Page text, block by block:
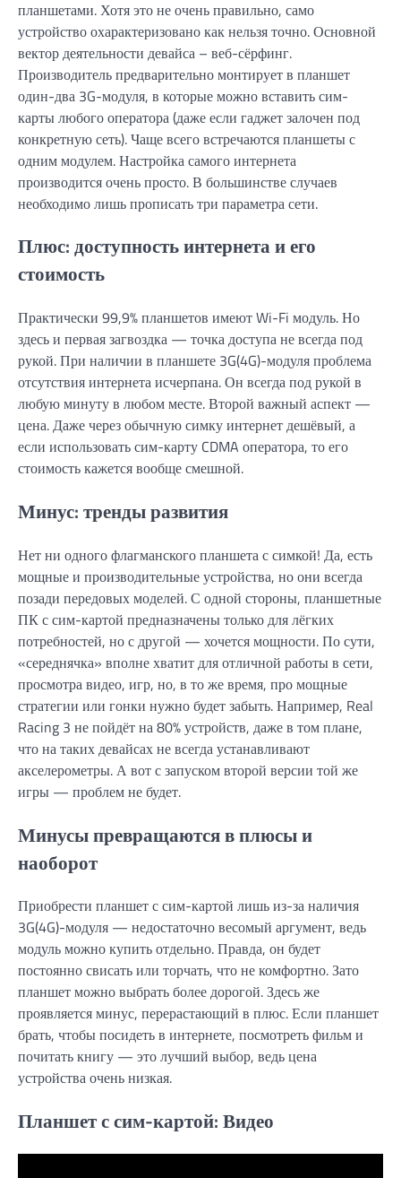
планшетами. Хотя это не очень правильно, само
устройство охарактеризовано как нельзя точно. Основной
вектор деятельности девайса – веб-сёрфинг.
Производитель предварительно монтирует в планшет
один-два 3G-модуля, в которые можно вставить сим-
карты любого оператора (даже если гаджет залочен под
конкретную сеть). Чаще всего встречаются планшеты с
одним модулем. Настройка самого интернета
производится очень просто. В большинстве случаев
необходимо лишь прописать три параметра сети.
Плюс: доступность интернета и его
стоимость
Практически 99,9% планшетов имеют Wi-Fi модуль. Но
здесь и первая загвоздка — точка доступа не всегда под
рукой. При наличии в планшете 3G(4G)-модуля проблема
отсутствия интернета исчерпана. Он всегда под рукой в
любую минуту в любом месте. Второй важный аспект —
цена. Даже через обычную симку интернет дешёвый, а
если использовать сим-карту CDMA оператора, то его
стоимость кажется вообще смешной.
Минус: тренды развития
Нет ни одного флагманского планшета с симкой! Да, есть
мощные и производительные устройства, но они всегда
позади передовых моделей. С одной стороны, планшетные
ПК с сим-картой предназначены только для лёгких
потребностей, но с другой — хочется мощности. По сути,
«середнячка» вполне хватит для отличной работы в сети,
просмотра видео, игр, но, в то же время, про мощные
стратегии или гонки нужно будет забыть. Например, Real
Racing 3 не пойдёт на 80% устройств, даже в том плане,
что на таких девайсах не всегда устанавливают
акселерометры. А вот с запуском второй версии той же
игры — проблем не будет.
Минусы превращаются в плюсы и
наоборот
Приобрести планшет с сим-картой лишь из-за наличия
3G(4G)-модуля — недостаточно весомый аргумент, ведь
модуль можно купить отдельно. Правда, он будет
постоянно свисать или торчать, что не комфортно. Зато
планшет можно выбрать более дорогой. Здесь же
проявляется минус, перерастающий в плюс. Если планшет
брать, чтобы посидеть в интернете, посмотреть фильм и
почитать книгу — это лучший выбор, ведь цена
устройства очень низкая.
Планшет с сим-картой: Видео